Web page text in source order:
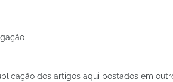
dos artigos aqui postados em